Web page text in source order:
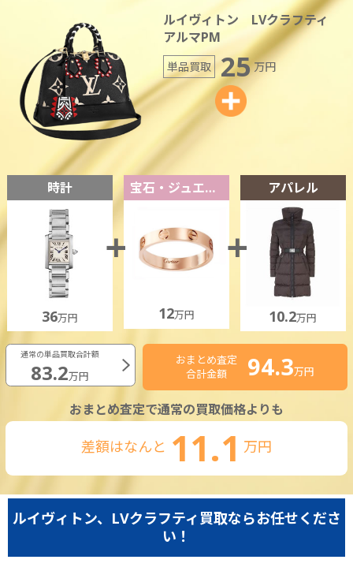
ルイヴィトン LVクラフティ
アルマPM
単品買取 25万円
時計
36万円
宝石・ジュエリー
12万円
アパレル
10.2万円
通常の単品買取合計額
83.2万円
おまとめ査定
合計金額
94.3万円
おまとめ査定で通常の買取価格よりも
差額はなんと 11.1 万円
ルイヴィトン、LVクラフティ買取ならお任せくださ
い！